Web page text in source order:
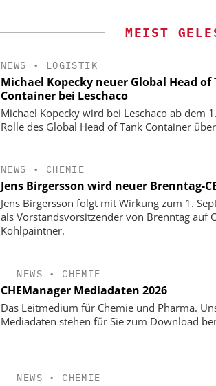
MEIST
NEWS • LOGISTIK
Michael Kopecky neuer Global Head of
Container bei Leschaco
Michael Kopecky wird bei Leschaco ab dem
Rolle des Global Head of Tank Container
NEWS • CHEMIE
Jens Birgersson wird neuer Brenntag-
Jens Birgersson folgt mit Wirkung zum 1.
als Vorstandsvorsitzender von Brenntag auf
Kohlpaintner.
NEWS • CHEMIE
CHEManager Mediadaten 2026
Das Leitmedium für Chemie und Pharma.
Mediadaten stehen für Sie zum Download
NEWS • CHEMIE